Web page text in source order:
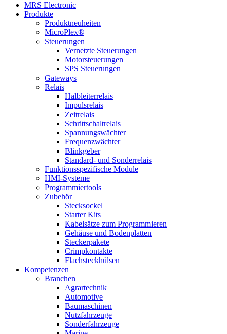
MRS Electronic
Produkte
Produktneuheiten
MicroPlex®
Steuerungen
Vernetzte Steuerungen
Motorsteuerungen
SPS Steuerungen
Gateways
Relais
Halbleiterrelais
Impulsrelais
Zeitrelais
Schrittschaltrelais
Spannungswächter
Frequenzwächter
Blinkgeber
Standard- und Sonderrelais
Funktionsspezifische Module
HMI-Systeme
Programmiertools
Zubehör
Stecksockel
Starter Kits
Kabelsätze zum Programmieren
Gehäuse und Bodenplatten
Steckerpakete
Crimpkontakte
Flachsteckhülsen
Kompetenzen
Branchen
Agrartechnik
Automotive
Baumaschinen
Nutzfahrzeuge
Sonderfahrzeuge